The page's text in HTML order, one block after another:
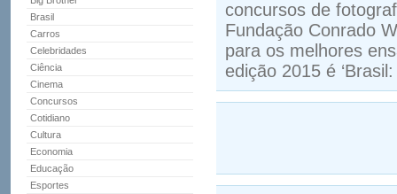
Brasil
Carros
Celebridades
Ciência
Cinema
Concursos
Cotidiano
Cultura
Economia
Educação
Esportes
concursos de
Fundação Conrado
para os melhores
edição 2015 é